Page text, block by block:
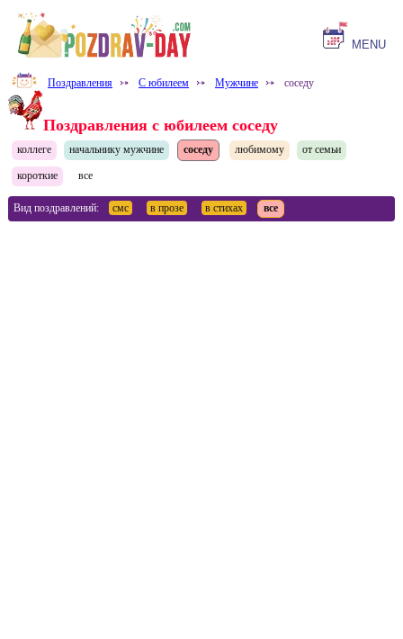
MENU
Поздравления ⤐ С юбилеем ⤐ Мужчине ⤐ соседу
Поздравления с юбилеем соседу
коллеге начальнику мужчине соседу любимому от семьи
короткие все
Вид поздравлений: смс в прозе в стихах все